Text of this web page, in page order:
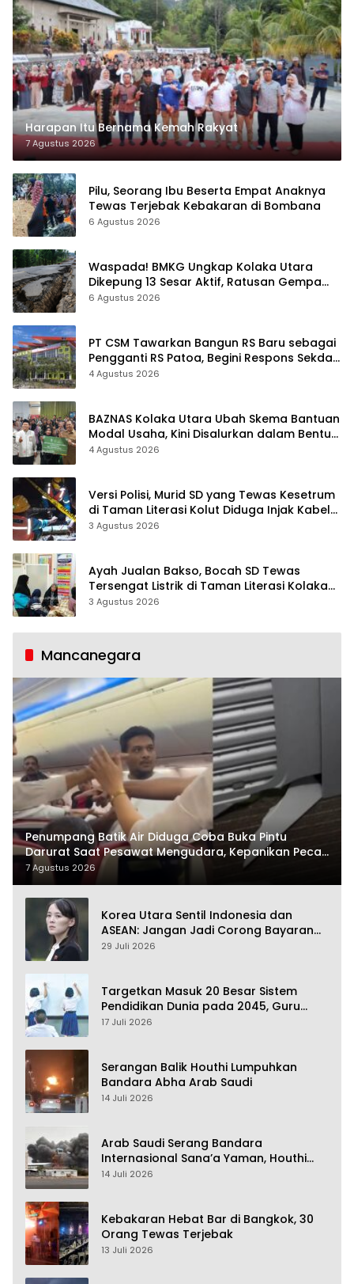
Harapan Itu Bernama Kemah Rakyat
7 Agustus 2026
Pilu, Seorang Ibu Beserta Empat Anaknya
Tewas Terjebak Kebakaran di Bombana
6 Agustus 2026
Waspada! BMKG Ungkap Kolaka Utara
Dikepung 13 Sesar Aktif, Ratusan Gempa
Sudah Terekam
6 Agustus 2026
PT CSM Tawarkan Bangun RS Baru sebagai
Pengganti RS Patoa, Begini Respons Sekda
Kolut
4 Agustus 2026
BAZNAS Kolaka Utara Ubah Skema Bantuan
Modal Usaha, Kini Disalurkan dalam Bentuk
Barang Senilai Rp419,5 Juta
4 Agustus 2026
Versi Polisi, Murid SD yang Tewas Kesetrum
di Taman Literasi Kolut Diduga Injak Kabel
Beraliran Listrik
3 Agustus 2026
Ayah Jualan Bakso, Bocah SD Tewas
Tersengat Listrik di Taman Literasi Kolaka
Utara
3 Agustus 2026
Mancanegara
Penumpang Batik Air Diduga Coba Buka Pintu
Darurat Saat Pesawat Mengudara, Kepanikan Pecah
di Dalam Kabin
7 Agustus 2026
Korea Utara Sentil Indonesia dan
ASEAN: Jangan Jadi Corong Bayaran
Amerika Serikat
29 Juli 2026
Targetkan Masuk 20 Besar Sistem
Pendidikan Dunia pada 2045, Guru
Dapat Tunjangan hingga 100 Persen
17 Juli 2026
Serangan Balik Houthi Lumpuhkan
Bandara Abha Arab Saudi
14 Juli 2026
Arab Saudi Serang Bandara
Internasional Sana’a Yaman, Houthi
Siap Serang Balik
14 Juli 2026
Kebakaran Hebat Bar di Bangkok, 30
Orang Tewas Terjebak
13 Juli 2026